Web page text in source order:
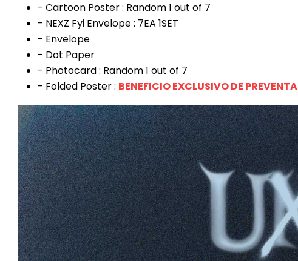
- Cartoon Poster : Random 1 out of 7
- NEXZ Fyi Envelope : 7EA 1SET
- Envelope
- Dot Paper
- Photocard : Random 1 out of 7
- Folded Poster : BENEFICIO EXCLUSIVO DE PREVENTA